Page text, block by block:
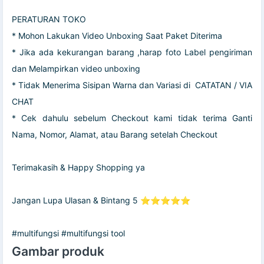
PERATURAN TOKO
* Mohon Lakukan Video Unboxing Saat ️Paket Diterima
* Jika ada kekurangan barang ,harap foto Label pengiriman
dan Melampirkan video unboxing
* Tidak Menerima Sisipan Warna dan Variasi di ️ CATATAN / VIA
CHAT
* Cek dahulu sebelum Checkout kami tidak terima Ganti
Nama, Nomor, Alamat, atau Barang setelah Checkout
Terimakasih & Happy Shopping ya
Jangan Lupa Ulasan & Bintang 5 ⭐⭐⭐⭐⭐
#multifungsi #multifungsi tool
Gambar produk